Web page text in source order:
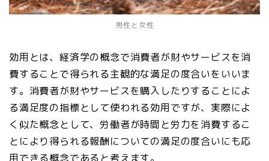
男性と女性
効用とは、経済学の概念で消費者が財やサービスを消
費することで得られる主観的な満足の度合いをいいま
す。消費者が財やサービスを購入したりすることによ
る満足度の指標として使われる効用ですが、実際によ
く似た概念として、労働者が時間と労力を消費するこ
とにより得られる報酬についての満足の度合いにも応
用できる概念であると考えます。